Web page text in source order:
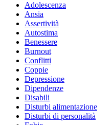
Adolescenza
Ansia
Assertività
Autostima
Benessere
Burnout
Conflitti
Coppie
Depressione
Dipendenze
Disabili
Disturbi alimentazione
Disturbi di personalità